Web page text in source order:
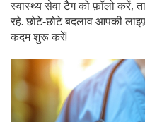
स्वास्थ्य सेवा टैग को फ़ॉलो करें,
रहे. छोटे‑छोटे बदलाव आपकी
कदम शुरू करें!